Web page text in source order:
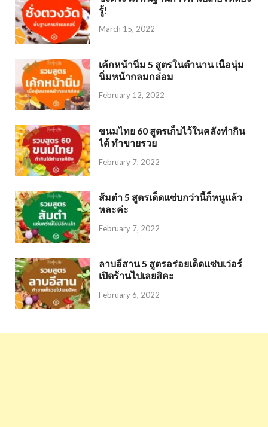
รู้!
March 15, 2022
เค้กหน้านิ่ม 5 สูตรในตำนาน เนื้อนุ่ม
นิ่มหน้ากลมกล่อม
February 12, 2022
ขนมไทย 60 สูตรเก็บไว้ในคลังทำกิน
ได้ ทำขายรวย
February 7, 2022
ส้มตำ 5 สูตรเด็ดแซ่บกว่านี้ก็หนูแล้ว
หละค่ะ
February 7, 2022
ลาบอีสาน 5 สูตรอร่อยเด็ดแซ่บเว่อร์
เปิดร้านไปเลยสิคะ
February 6, 2022